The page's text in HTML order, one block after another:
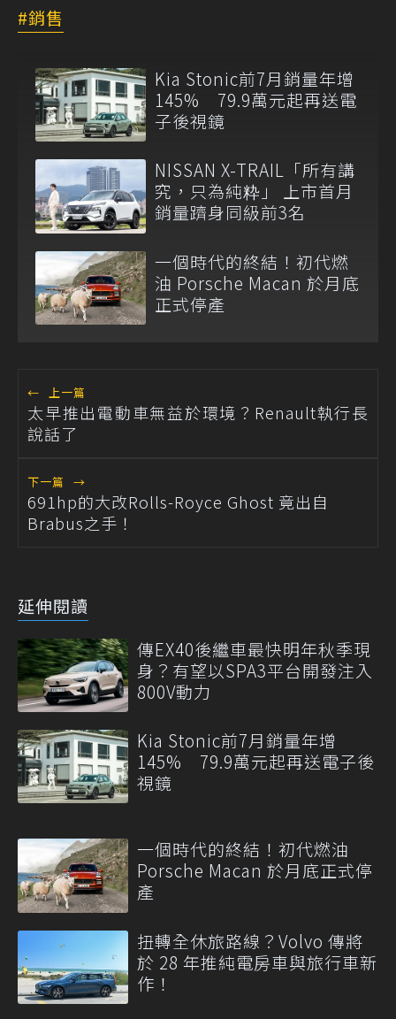
銷售
Kia Stonic前7月銷量年增
145% 79.9萬元起再送電
子後視鏡
NISSAN X-TRAIL「所有講
究，只為純粋」 上市首月
銷量躋身同級前3名
一個時代的終結！初代燃
油 Porsche Macan 於月底
正式停產
← 上一篇
太早推出電動車無益於環境？Renault執行長
說話了
下一篇 →
691hp的大改Rolls-Royce Ghost 竟出自
Brabus之手！
延伸閱讀
傳EX40後繼車最快明年秋季現
身？有望以SPA3平台開發注入
800V動力
Kia Stonic前7月銷量年增
145% 79.9萬元起再送電子後
視鏡
一個時代的終結！初代燃油
Porsche Macan 於月底正式停
產
扭轉全休旅路線？Volvo 傳將
於 28 年推純電房車與旅行車新
作！